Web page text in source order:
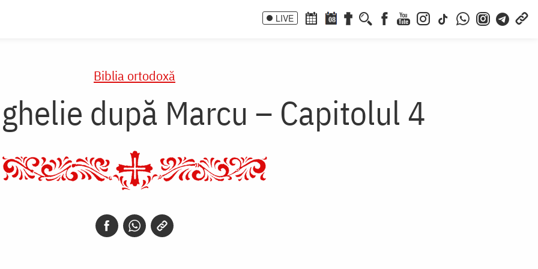
LIVE 08
Biblia ortodoxă
după Marcu – Capitolul 4